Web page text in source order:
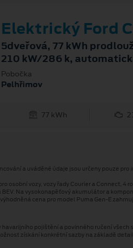
Elektrický Ford
5dveřová, 77 kWh
210 kW/286 k,
Pobočka
Pelhřimov
77 kWh
a uváděné údaje jsou určeny pouze
osobní vozy, vozy řady Courier a Connect,
BEV. Na vysokonapěťový akumulátor a
cena pro model Puma Gen⁠-⁠E
pojištění a povinného ručení
získání konkrétní sazby na základě